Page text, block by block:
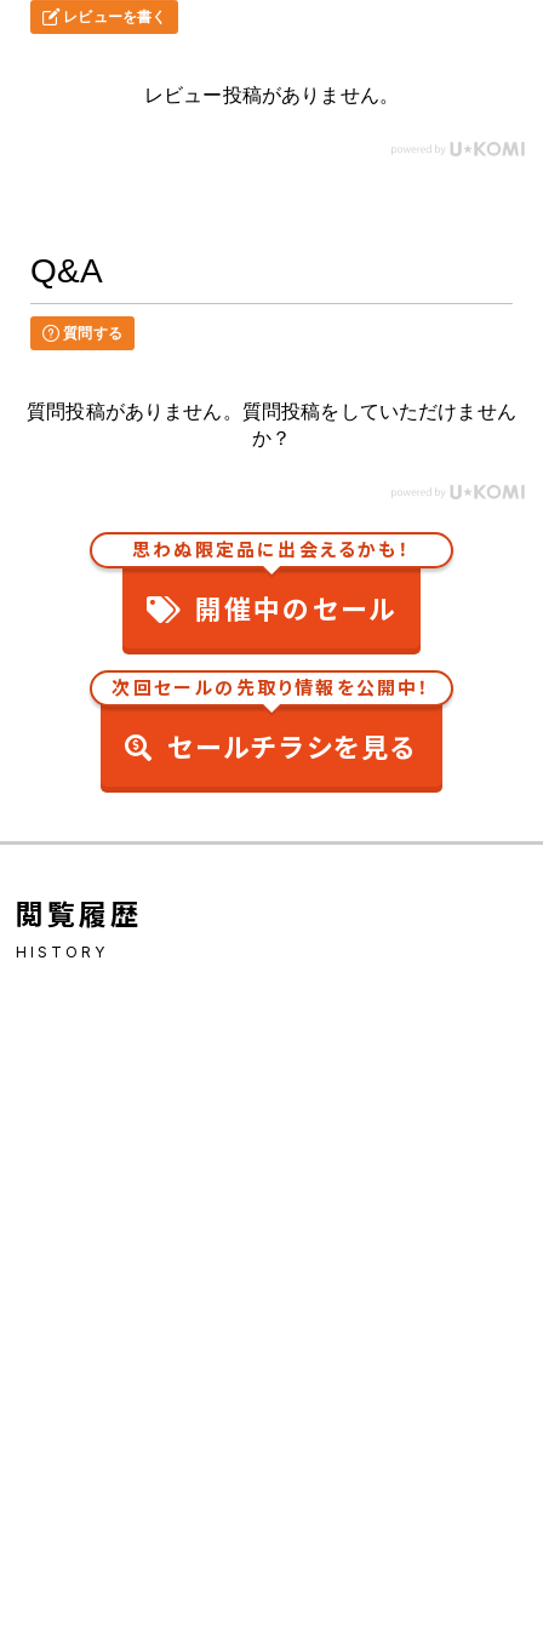
レビューを書く
レビュー投稿がありません。
Q&A
質問する
質問投稿がありません。質問投稿をしていただけません
か？
思わぬ限定品に出会えるかも！
開催中のセール
次回セールの先取り情報を公開中！
セールチラシを見る
閲覧履歴
HISTORY